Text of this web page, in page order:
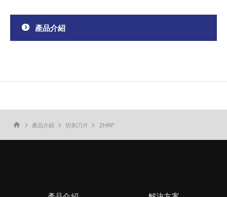
產品介紹
home 產品介紹 切割刀片 ZHRF